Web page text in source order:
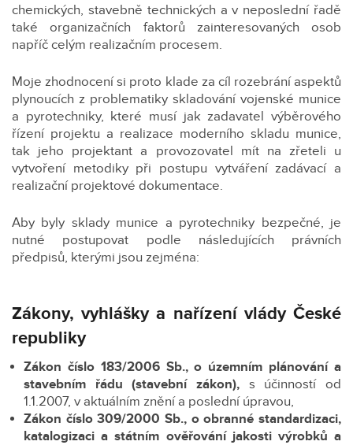
chemických, stavebně technických a v neposlední řadě
také organizačních faktorů zainteresovaných osob
napříč celým realizačním procesem.
Moje zhodnocení si proto klade za cíl rozebrání aspektů
plynoucích z problematiky skladování vojenské munice
a pyrotechniky, které musí jak zadavatel výběrového
řízení projektu a realizace moderního skladu munice,
tak jeho projektant a provozovatel mít na zřeteli u
vytvoření metodiky při postupu vytváření zadávací a
realizační projektové dokumentace.
Aby byly sklady munice a pyrotechniky bezpečné, je
nutné postupovat podle následujících právních
předpisů, kterými jsou zejména:
Zákony, vyhlášky a nařízení vlády České
republiky
Zákon číslo 183/2006 Sb., o územním plánování a
stavebním řádu (stavební zákon), s účinností od
1.1.2007, v aktuálním znění a poslední úpravou,
Zákon číslo 309/2000 Sb., o obranné standardizaci,
katalogizaci a státním ověřování jakosti výrobků a